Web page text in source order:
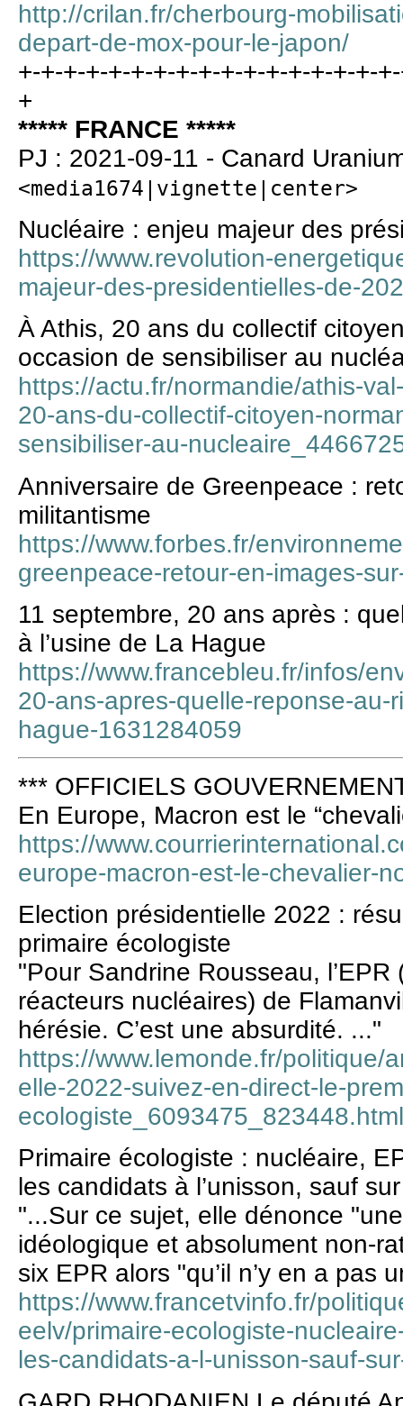
http://crilan.fr/cherbourg-
depart-de-mox-pour-le-japon/
+-+-+-+-+-+-+-+-+-+-+-+-+-+-+-+-
+
***** FRANCE *****
PJ : 2021-09-11 - Canard
<media1674|vignette|center>
Nucléaire : enjeu majeur des
https://www.revolution-
majeur-des-presidentielles-de-
À Athis, 20 ans du collectif
occasion de sensibiliser au
https://actu.fr/normandie/athis-
20-ans-du-collectif-citoyen-
sensibiliser-au-
Anniversaire de Greenpeace :
militantisme
https://www.forbes.fr/
greenpeace-retour-en-images-
11 septembre, 20 ans après :
à l’usine de La Hague
https://www.francebleu.fr/infos/
20-ans-apres-quelle-reponse-au-
hague-1631284059
*** OFFICIELS
En Europe, Macron est le
https://
europe-macron-est-le-chevalier-
Election présidentielle 2022 :
primaire écologiste
"Pour Sandrine Rousseau,
réacteurs nucléaires) de
hérésie. C’est une absurdité. ..."
https://www.lemonde.fr/politique/
elle-2022-suivez-en-direct-le-
ecologiste_6093475_823448.html
Primaire écologiste : nucléaire,
les candidats à l’unisson, sauf
"...Sur ce sujet, elle dénonce
idéologique et absolument non-
six EPR alors "qu’il n’y en a pas
https://www.francetvinfo.fr/
eelv/primaire-ecologiste-
les-candidats-a-l-unisson-sauf-